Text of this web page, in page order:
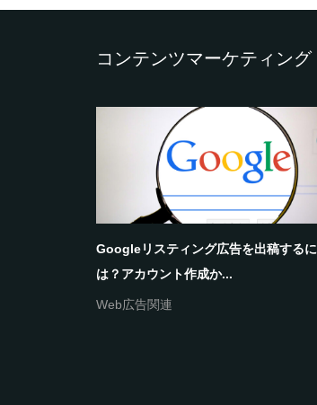
コンテンツマーケティング
Googleリスティング広告を出稿するに
は？アカウント作成か...
Web広告関連